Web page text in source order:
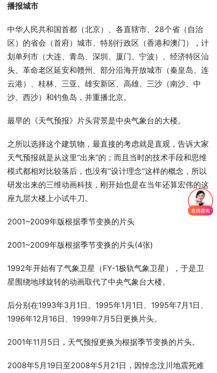
播报城市
中华人民共和国首都（北京）、各直辖市、28个省（自治
区）的省会（首府）城市、特别行政区（香港和澳门），计
划单列市（大连、青岛、深圳、厦门、宁波）、经济特区汕
头、革命老区延安和赣州、部分沿海开放城市（秦皇岛、连
云港）、桂林、三亚、雄安新区、高雄、三沙（南沙、中
沙、西沙）和钓鱼岛，并重播北京。
最早的《天气预报》片头背景是中央气象台的大楼。
之所以选择这个建筑物，最直接的考虑就是直观，告诉大家
天气预报就是从这里“出来”的；而且当时的技术手段和思维
模式都相对比较落后，也没有“设计理念”这样的概念，所以
研发出来的三维动画科技，刚开始也是在当年还算宏伟的这
座九层大楼上小试牛刀。
2001~2009年版根据季节变换的片头
2001~2009年版根据季节变换的片头(4张)
1992年开始有了气象卫星（FY-1极轨气象卫星），于是卫
星围绕地球旋转的动画取代了中央气象台大楼。
后分别在1993年3月1日、1995年1月1日、1995年7月1日、
1996年12月16日、1999年7月5日更换片头。
2001年11月5日，天气预报更换为根据季节变换的片头。
2008年5月19日至2008年5月21日，因悼念汶川地震死难